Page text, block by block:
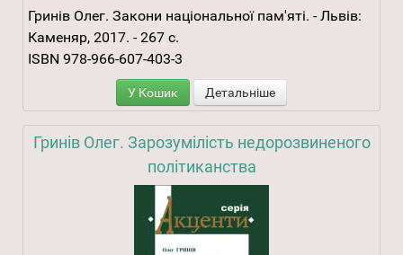
Гринів Олег. Закони національної пам'яті. - Львів:
Каменяр, 2017. - 267 с.
ISBN 978-966-607-403-3
У Кошик Детальніше
Гринів Олег. Зарозумілість недорозвиненого
політиканства